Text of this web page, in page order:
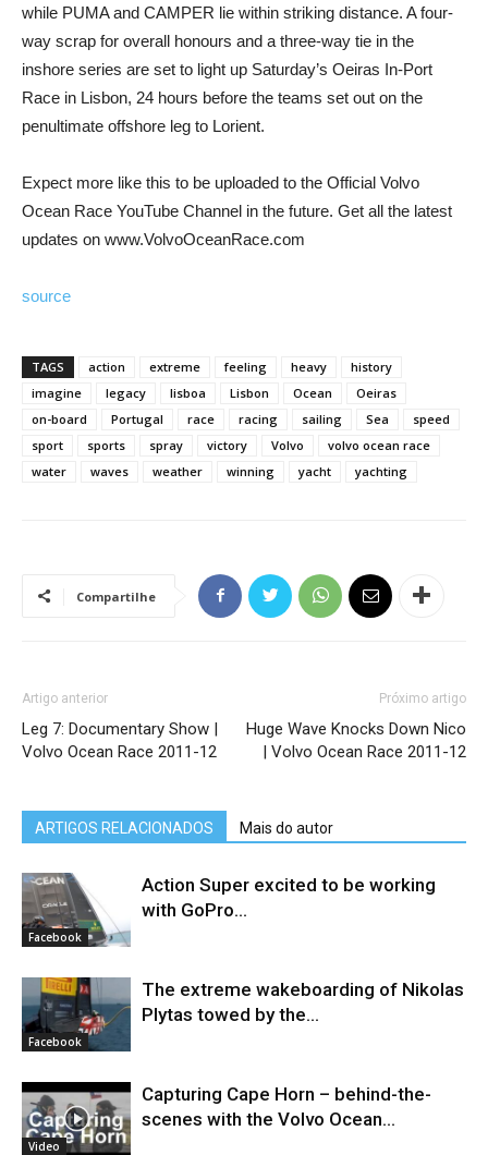
while PUMA and CAMPER lie within striking distance. A four-
way scrap for overall honours and a three-way tie in the
inshore series are set to light up Saturday’s Oeiras In-Port
Race in Lisbon, 24 hours before the teams set out on the
penultimate offshore leg to Lorient.
Expect more like this to be uploaded to the Official Volvo
Ocean Race YouTube Channel in the future. Get all the latest
updates on www.VolvoOceanRace.com
source
TAGS action extreme feeling heavy
history
imagine
legacy lisboa Lisbon Ocean
Oeiras
on-board
Portugal race racing sailing Sea
speed
sport
sports spray victory Volvo
volvo ocean race
water
waves weather winning yacht yachting
Compartilhe
Artigo anterior
Leg 7: Documentary Show |
Volvo Ocean Race 2011-12
Próximo artigo
Huge Wave Knocks Down Nico
| Volvo Ocean Race 2011-12
ARTIGOS RELACIONADOS Mais do autor
Facebook
Action Super excited to be working
with GoPro...
Facebook
The extreme wakeboarding of Nikolas
Plytas towed by the...
Video
Capturing Cape Horn – behind-the-
scenes with the Volvo Ocean...